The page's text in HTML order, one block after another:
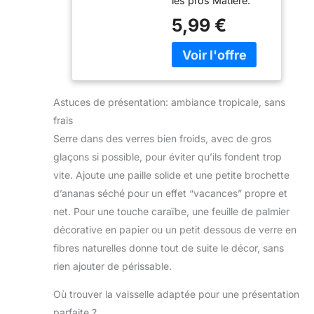
de l'article.
laver votre doseur à
alcool double à l’aide
d’un liquide
convient très bien
aux hôtels, aux
compris les barmans
professionnels.
【Largement utilisé
】: Si votre famille et
vos amis sont des
amateurs de
boissons, ce doseur
à shot est idéal dans
votre sac de bar.
bonne prise et un
appui efficace.
Écrasez sans effort
au fond du verre
POLYVALENT : idéal
pour cocktails,
et jus maison. L'allié
créatifs ENTRETIEN
FACILE : il se rince
en un instant après
usage. Toujours
prêt pour la
prochaine tournée
de hêtre Longueur:
22 cm
5,99 €
Astuces de présentation: ambiance tropicale, sans
frais
Serre dans des verres bien froids, avec de gros
glaçons si possible, pour éviter qu’ils fondent trop
vite. Ajoute une paille solide et une petite brochette
d’ananas séché pour un effet “vacances” propre et
net. Pour une touche caraïbe, une feuille de palmier
décorative en papier ou un petit dessous de verre en
fibres naturelles donne tout de suite le décor, sans
rien ajouter de périssable.
Où trouver la vaisselle adaptée pour une présentation